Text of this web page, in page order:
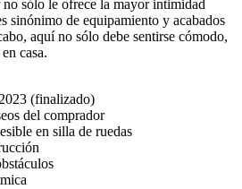
sólo le ofrece la mayor intimidad
sinónimo de equipamiento y acabados
aquí no sólo debe sentirse cómodo,
casa.
(finalizado)
del comprador
en silla de ruedas